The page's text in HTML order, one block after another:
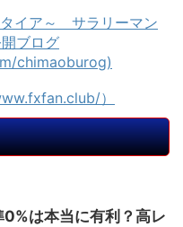
イア～ サラリーマン
ブログ
chimaoburog)
）
0%は本当に有利？高レ